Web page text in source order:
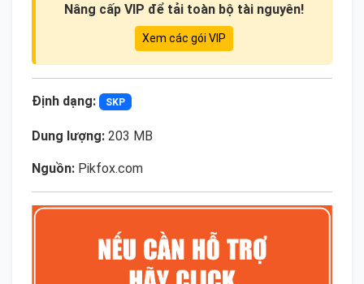
Nâng cấp VIP để tải toàn bộ tài nguyên!
Xem các gói VIP
Định dạng: SKP
Dung lượng: 203 MB
Nguồn: Pikfox.com